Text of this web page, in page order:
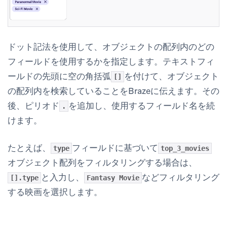
ドット記法を使用して、オブジェクトの配列内のどの
フィールドを使用するかを指定します。テキストフィ
ールドの先頭に空の角括弧
[]
を付けて、オブジェクト
の配列内を検索していることをBrazeに伝えます。その
後、ピリオド
. を追加し、使用するフィールド名を続
けます。
たとえば、 type フィールドに基づいて top_3_movies
オブジェクト配列をフィルタリングする場合は、
[].type と入力し、 Fantasy Movie などフィルタリング
する映画を選択します。